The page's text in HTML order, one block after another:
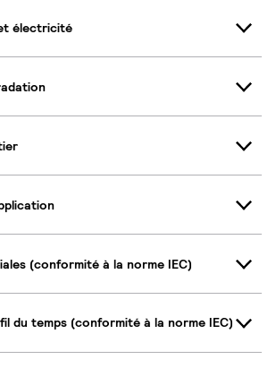
électricité
(conformité à la norme IEC)
du temps (conformité à la norme IEC)